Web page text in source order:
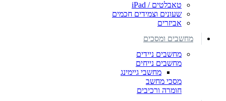
טאבלטים / iPad
שעונים וצמידים חכמים
אביזרים
מחשבים ומסכים
מחשבים ניידים
מחשבים נייחים
מחשבי גיימינג
מסכי מחשב
חומרה ורכיבים